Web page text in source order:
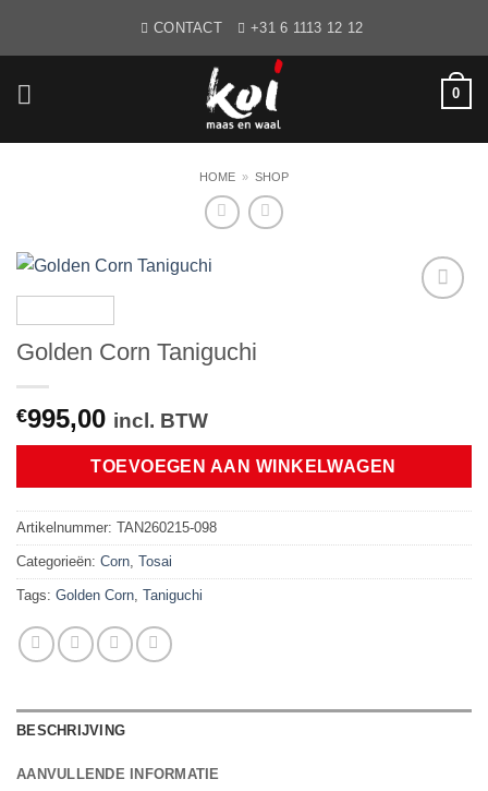
CONTACT +31 6 1113 12 12
0
HOME » SHOP
Golden Corn Taniguchi
€995,00 incl. BTW
TOEVOEGEN AAN WINKELWAGEN
Artikelnummer: TAN260215-098
Categorieën: Corn, Tosai
Tags: Golden Corn, Taniguchi
BESCHRIJVING
AANVULLENDE INFORMATIE